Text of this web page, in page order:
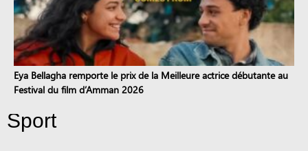
Eya Bellagha remporte le prix de la Meilleure actrice débutante au
Festival du film d’Amman 2026
Sport